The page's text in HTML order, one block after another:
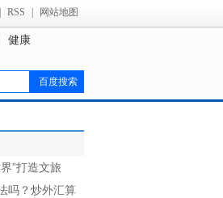
RSS 网站地图
健康
”打造文旅
吗？炒外汇算